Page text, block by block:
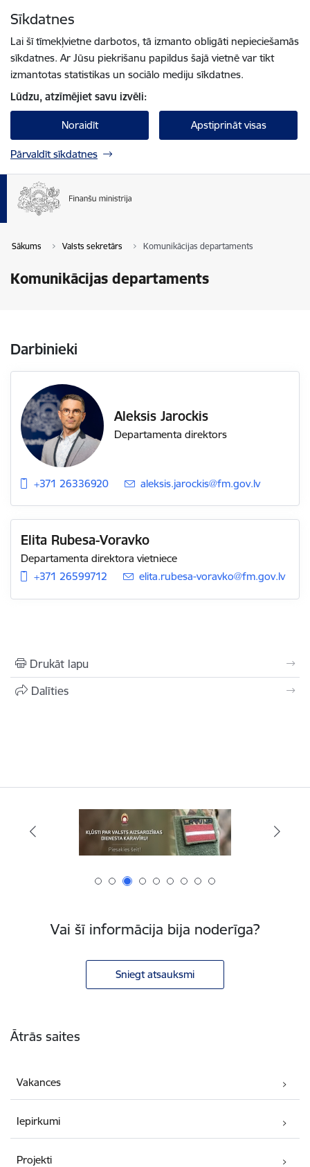
Sīkdatnes
Lai šī tīmekļvietne darbotos, tā izmanto obligāti nepieciešamās
sīkdatnes. Ar Jūsu piekrišanu papildus šajā vietnē var tikt
izmantotas statistikas un sociālo mediju sīkdatnes.
Lūdzu, atzīmējiet savu izvēli:
Noraidīt Apstiprināt visas
Pārvaldīt sīkdatnes
Sākums Valsts sekretārs Komunikācijas departaments
Komunikācijas departaments
Darbinieki
Aleksis Jarockis
Departamenta direktors
+371 26336920 E-pasts:
aleksis.jarockis@fm.gov.lv
Elita Rubesa-Voravko
Departamenta direktora vietniece
+371 26599712
E-pasts:
elita.rubesa-voravko@fm.gov.lv
Drukāt lapu
Dalīties
Vai šī informācija bija noderīga?
Sniegt atsauksmi
Ātrās saites
Vakances
Iepirkumi
Projekti